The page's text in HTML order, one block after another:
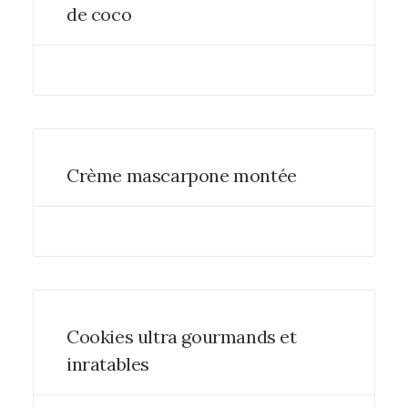
de coco
Crème mascarpone montée
Cookies ultra gourmands et
inratables